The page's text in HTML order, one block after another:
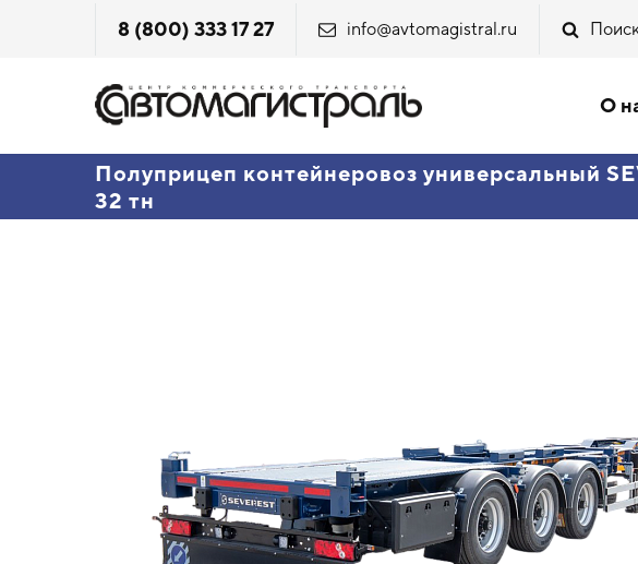
8 (800) 333 17 27 info@avtomagistral.ru
О
Полуприцеп контейнеровоз универсальный
32 тн